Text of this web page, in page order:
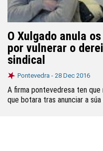
O Xulgado anula
por vulnerar o
sindical
Pontevedra - 28 Dec 2016
A firma pontevedresa ten que
que botara tras anunciar a